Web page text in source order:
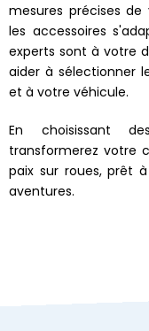
mesures précises
les accessoires
experts sont à votre
aider à sélectionner
et à votre véhicule.
En choisissant
transformerez votre
paix sur roues, prêt
aventures.